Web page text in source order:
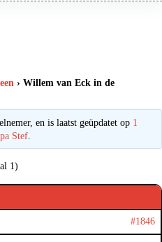
› Willem van Eck in de
en is laatst geüpdatet op 1
Stef.
1)
#1846